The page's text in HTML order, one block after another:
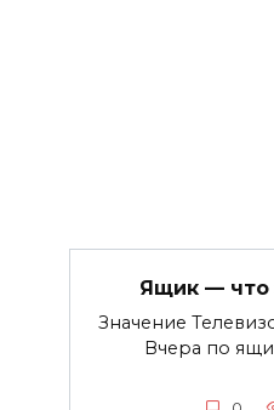
Ящик — что
Значение
Вчера по